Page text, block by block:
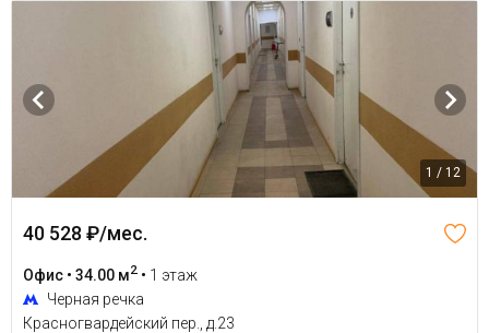
1 / 12
40 528 ₽/мес.
Офис • 34.00 м2 • 1 этаж
Черная речка
Красногвардейский пер., д.23